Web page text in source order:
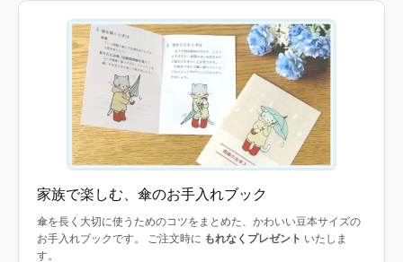
家族で楽しむ、傘のお手入れブック
傘を長く大切に使うためのコツをまとめた、かわいい豆本サイズの
お手入れブックです。 ご注文時に もれなくプレゼント いたしま
す。